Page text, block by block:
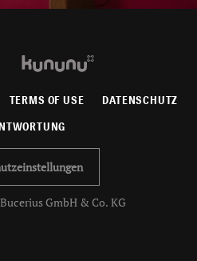
TERMS OF USE DATENSCHUTZ
GmbH & Co. KG